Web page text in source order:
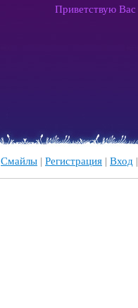
Приветствую Вас
Смайлы | Регистрация | Вход |